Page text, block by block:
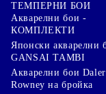
ТЕМПЕРНИ БОИ
Акварелни бои -
КОМПЛЕКТИ
Японски акварелни
GANSAI TAMBI
Акварелни бои Daler
Rowney на бройка